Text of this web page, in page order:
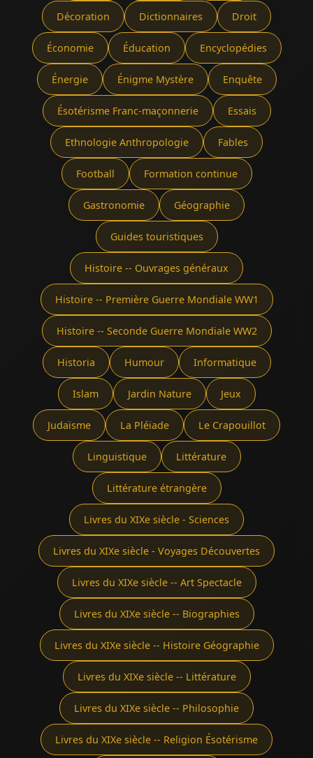
Décoration Dictionnaires Droit
Économie Éducation Encyclopédies
Énergie Énigme Mystère Enquête
Ésotérisme Franc-maçonnerie Essais
Ethnologie Anthropologie Fables
Football Formation continue
Gastronomie Géographie
Guides touristiques
Histoire -- Ouvrages généraux
Histoire -- Première Guerre Mondiale WW1
Histoire -- Seconde Guerre Mondiale WW2
Historia Humour Informatique
Islam Jardin Nature Jeux
Judaïsme La Pléïade Le Crapouillot
Linguistique Littérature
Littérature étrangère
Livres du XIXe siècle - Sciences
Livres du XIXe siècle - Voyages Découvertes
Livres du XIXe siècle -- Art Spectacle
Livres du XIXe siècle -- Biographies
Livres du XIXe siècle -- Histoire Géographie
Livres du XIXe siècle -- Littérature
Livres du XIXe siècle -- Philosophie
Livres du XIXe siècle -- Religion Ésotérisme